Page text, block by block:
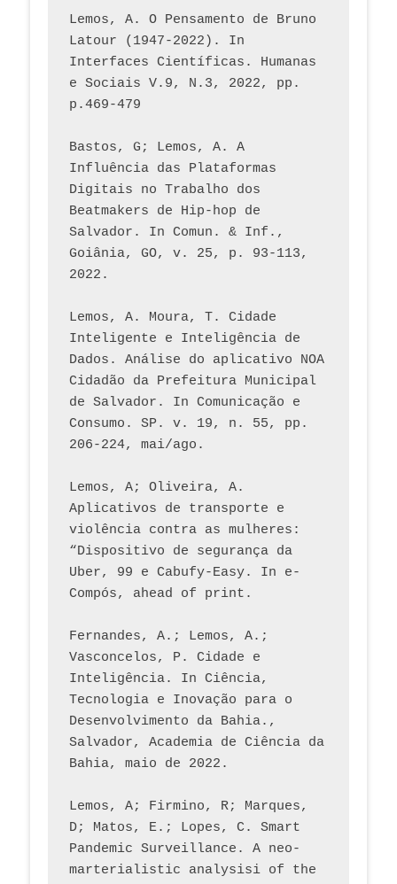
Lemos, A. O Pensamento de Bruno
Latour (1947-2022). In
Interfaces Científicas. Humanas
e Sociais V.9, N.3, 2022, pp.
p.469-479
Bastos, G; Lemos, A. A
Influência das Plataformas
Digitais no Trabalho dos
Beatmakers de Hip-hop de
Salvador. In Comun. & Inf.,
Goiânia, GO, v. 25, p. 93-113,
2022.
Lemos, A. Moura, T. Cidade
Inteligente e Inteligência de
Dados. Análise do aplicativo NOA
Cidadão da Prefeitura Municipal
de Salvador. In Comunicação e
Consumo. SP. v. 19, n. 55, pp.
206-224, mai/ago.
Lemos, A; Oliveira, A.
Aplicativos de transporte e
violência contra as mulheres:
“Dispositivo de segurança da
Uber, 99 e Cabufy-Easy. In e-
Compós, ahead of print.
Fernandes, A.; Lemos, A.;
Vasconcelos, P. Cidade e
Inteligência. In Ciência,
Tecnologia e Inovação para o
Desenvolvimento da Bahia.,
Salvador, Academia de Ciência da
Bahia, maio de 2022.
Lemos, A; Firmino, R; Marques,
D; Matos, E.; Lopes, C. Smart
Pandemic Surveillance. A neo-
marterialistic analysisi of the